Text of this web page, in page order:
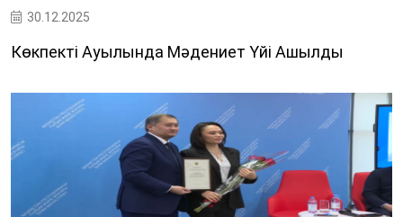
30.12.2025
Көкпекті Ауылында Мәдениет Үйі Ашылды